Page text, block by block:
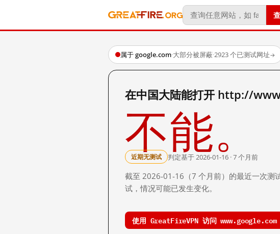
属于 google.com·大部分被屏蔽·2923 个已测试网址→
在中国大陆能打开 http://
不能。
近期无测试 判定基于 2026-01-16 · 7 个月前
截至 2026-01-16（7 个月前）的最近一次测
试，情况可能已发生变化。
使用 GreatFireVPN 访问